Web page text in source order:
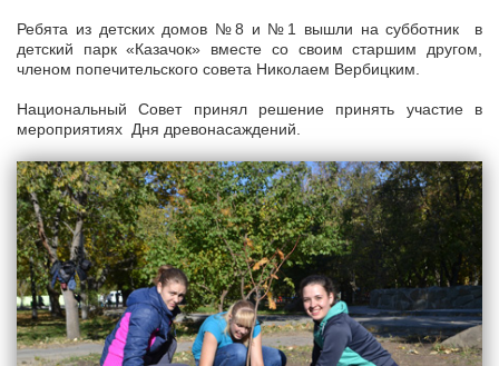
Ребята из детских домов №8 и №1 вышли на субботник в
детский парк «Казачок» вместе со своим старшим другом,
членом попечительского совета Николаем Вербицким.
Национальный Совет принял решение принять участие в
мероприятиях Дня древонасаждений.